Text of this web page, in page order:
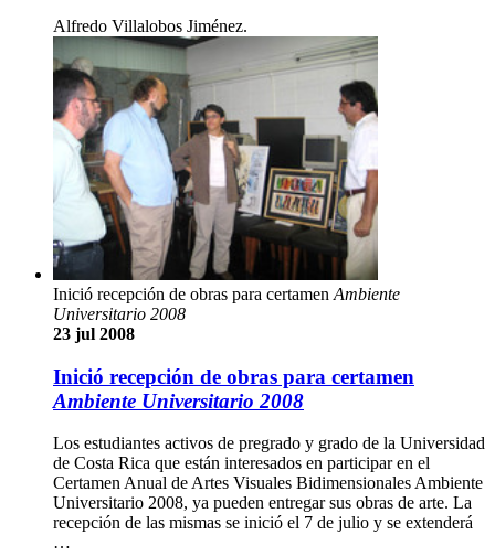
Alfredo Villalobos Jiménez.
Inició recepción de obras para certamen Ambiente
Universitario 2008
23 jul 2008
Inició recepción de obras para certamen
Ambiente Universitario 2008
Los estudiantes activos de pregrado y grado de la Universidad
de Costa Rica que están interesados en participar en el
Certamen Anual de Artes Visuales Bidimensionales Ambiente
Universitario 2008, ya pueden entregar sus obras de arte. La
recepción de las mismas se inició el 7 de julio y se extenderá
…